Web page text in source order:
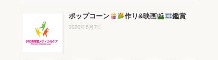
ポップコーン 作り&映画 鑑賞
2026年8月7日